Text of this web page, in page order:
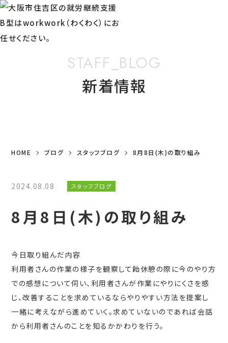
STAFF_BLOG
新着情報
HOME ブログ スタッフブログ 8月8日(木)の取り組み
2024.08.08 スタッフブログ
8月8日(木)の取り組み
今日取り組んだ内容
利用者さんの作業の様子を観察して飴休憩の際に今のやり方
での感想について伺い、利用者さんが作業にやりにくさを感
じ、改善することを求めているならやりやすい方法を提案し
一緒に考えながら進めていく。求めていないのであれば会話
から利用者さんのことを知るかかわりを行う。